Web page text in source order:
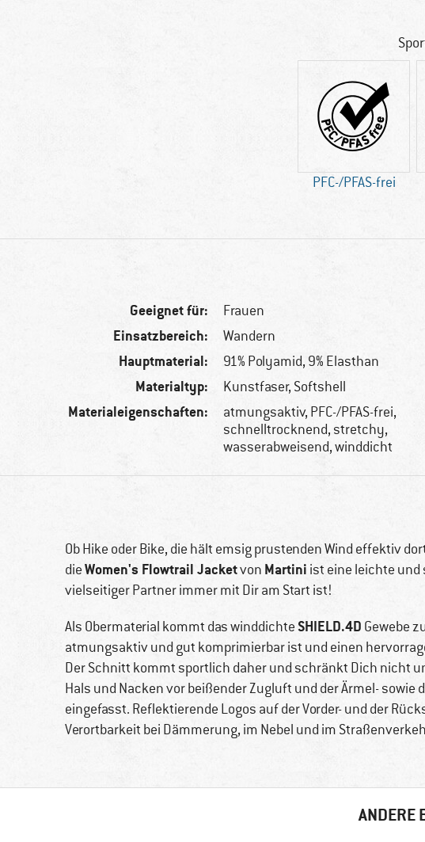
PFC-/PFAS-frei
Geeignet für: Frauen
Einsatzbereich: Wandern
Hauptmaterial: 91% Polyamid, 9% Elasthan
Materialtyp: Kunstfaser, Softshell
Materialeigenschaften:
atmungsaktiv, PFC-/PFAS-frei,
schnelltrocknend, stretchy,
wasserabweisend, winddicht
Ob Hike oder Bike, die hält emsig prustenden Wind effektiv
dieWomen's Flowtrail Jacketvon Martini ist eine leichte und
vielseitiger Partner immer mit Dir am Start ist!
Als Obermaterial kommt das winddichteSHIELD.4D Gewebe
atmungsaktiv und gut komprimierbar ist und einen
Der Schnitt kommt sportlich daher und schränkt Dich nicht
Hals und Nacken vor beißender Zugluft und der Ärmel-
eingefasst. Reflektierende Logos auf der Vorder- und der
Verortbarkeit bei Dämmerung, im Nebel und im
ANDERE